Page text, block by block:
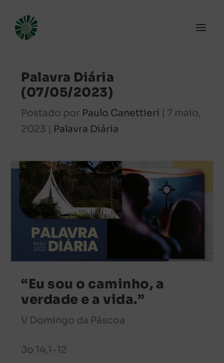
Palavra Diária
(07/05/2023)
Postado por Paulo Canettieri | 7 maio,
2023 | Palavra Diária
“Eu sou o caminho, a
verdade e a vida.”
V Domingo da Páscoa
Jo 14,1-12